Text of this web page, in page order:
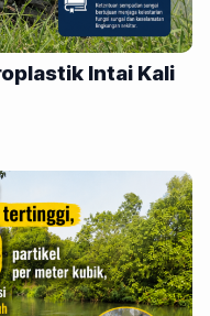
Intai Kali